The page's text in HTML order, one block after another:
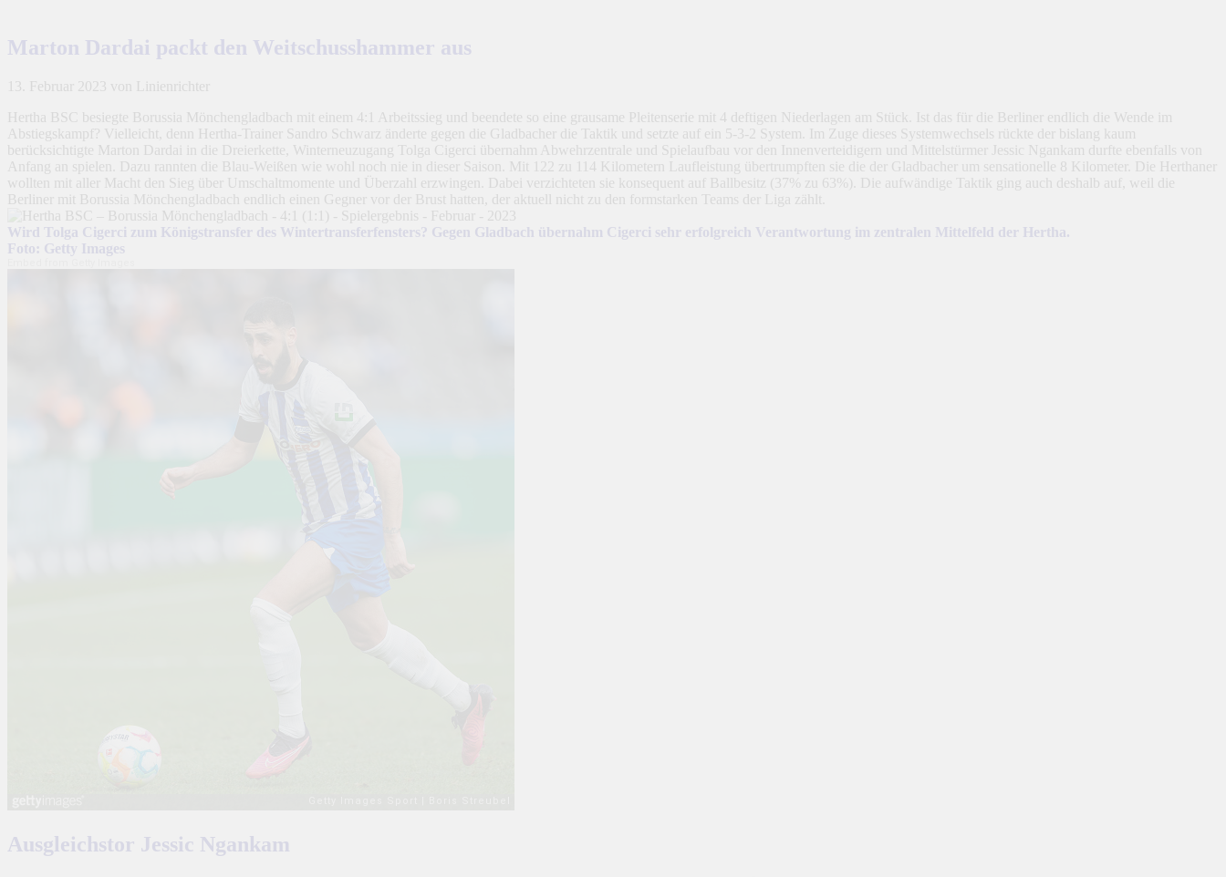
Marton Dardai packt den Weitschusshammer aus
13. Februar 2023 von Linienrichter
Hertha BSC besiegte Borussia Mönchengladbach mit einem 4:1 Arbeitssieg und beendete so eine grausame Pleitenserie mit 4 deftigen Niederlagen am Stück. Ist das für die Berliner endlich die Wende im
Abstiegskampf? Vielleicht, denn Hertha-Trainer Sandro Schwarz änderte gegen die Gladbacher die Taktik und setzte auf ein 5-3-2 System. Im Zuge dieses Systemwechsels rückte der bislang kaum
berücksichtigte Marton Dardai in die Dreierkette, Winterneuzugang Tolga Cigerci übernahm Abwehrzentrale und Spielaufbau vor den Innenverteidigern und Mittelstürmer Jessic Ngankam durfte ebenfalls von
Anfang an spielen. Dazu rannten die Blau-Weißen wie wohl noch nie in dieser Saison. Mit 122 zu 114 Kilometern Laufleistung übertrumpften sie die der Gladbacher um sensationelle 8 Kilometer. Die Herthaner
wollten mit aller Macht den Sieg über Umschaltmomente und Überzahl erzwingen. Dabei verzichteten sie konsequent auf Ballbesitz (37% zu 63%). Die aufwändige Taktik ging auch deshalb auf, weil die
Berliner mit Borussia Mönchengladbach endlich einen Gegner vor der Brust hatten, der aktuell nicht zu den formstarken Teams der Liga zählt.
Wird Tolga Cigerci zum Königstransfer des Wintertransferfensters? Gegen Gladbach übernahm Cigerci sehr erfolgreich Verantwortung im zentralen Mittelfeld der Hertha.
Foto: Getty Images
Ausgleichstor Jessic Ngankam